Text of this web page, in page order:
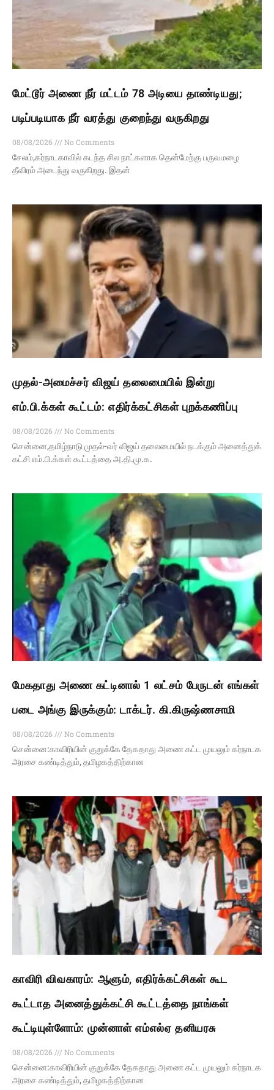
மேட்டூர் அணை நீர் மட்டம் 78 அடியை தாண்டியது;
படிப்படியாக நீர் வரத்து குறைந்து வருகிறது
08/08/2026
No Comments
சேலம்,கர்நாடகாவில் கடந்த சில நாட்களாக தென்மேற்கு பருவமழை
தீவிரம் அடைந்து வருகிறது. இதன்
முதல்-அமைச்சர் விஜய் தலைமையில் இன்று
எம்.பி.க்கள் கூட்டம்: எதிர்க்கட்சிகள் புறக்கணிப்பு
08/08/2026
No Comments
சென்னை,தமிழ்நாடு முதல்-வர் விஜய் தலைமையில் நடக்கும் அனைத்துக்
கட்சி எம்.பி.க்கள் கூட்டத்தை அ.தி.மு.க.
மேகதாது அணை கட்டினால் 1 லட்சம் பேருடன் எங்கள்
படை அங்கு இருக்கும்: டாக்டர். கி.கிருஷ்ணசாமி
08/08/2026
No Comments
சென்னை:காவிரியின் குறுக்கே தேகதாது அணை கட்ட முயலும் கர்நாடக
அரசை கண்டித்தும், தமிழகத்திற்கான
காவிரி விவகாரம்: ஆளும், எதிர்க்கட்சிகள் கூட
கூட்டாத அனைத்துக்கட்சி கூட்டத்தை நாங்கள்
கூட்டியுள்ளோம்: முன்னாள் எம்எல்ஏ தனியரசு
08/08/2026
No Comments
சென்னை:காவிரியின் குறுக்கே தேகதாது அணை கட்ட முயலும் கர்நாடக
அரசை கண்டித்தும், தமிழகத்திற்கான